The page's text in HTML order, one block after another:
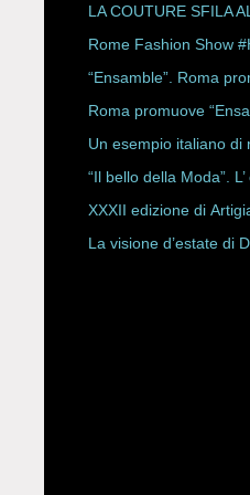
LA COUTURE SFILA
CON ALESSANDRO
ROBERTA ANGELILLI
Rome Fashion Show
“Ensamble”. Roma
Storici
Roma promuove
Un esempio italiano di
Rete Slow Fiber
“Il bello della Moda”.
XXXII edizione di
La visione d’estate di